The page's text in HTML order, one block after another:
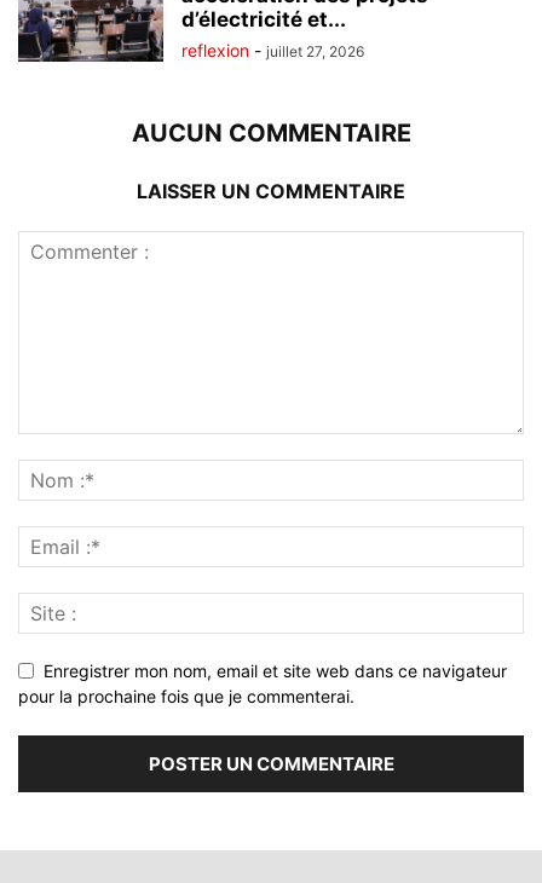
d’électricité et...
reflexion - juillet 27, 2026
AUCUN COMMENTAIRE
LAISSER UN COMMENTAIRE
Enregistrer mon nom, email et site web dans ce navigateur
pour la prochaine fois que je commenterai.